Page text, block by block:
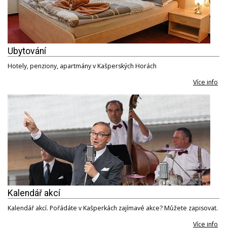
Ubytování
Hotely, penziony, apartmány v Kašperských Horách
Více info
Kalendář akcí
Kalendář akcí. Pořádáte v Kašperkách zajímavé akce? Můžete zapisovat.
Více info